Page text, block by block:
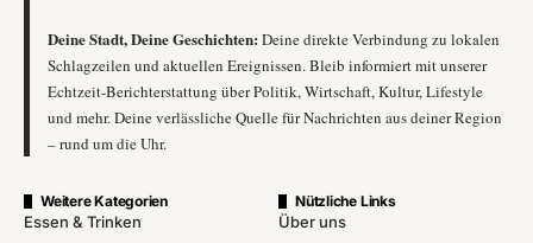
Deine Stadt, Deine Geschichten: Deine direkte Verbindung zu lokalen
Schlagzeilen und aktuellen Ereignissen. Bleib informiert mit unserer
Echtzeit-Berichterstattung über Politik, Wirtschaft, Kultur, Lifestyle
und mehr. Deine verlässliche Quelle für Nachrichten aus deiner Region
– rund um die Uhr.
Weitere Kategorien
Essen & Trinken
Nützliche Links
Über uns